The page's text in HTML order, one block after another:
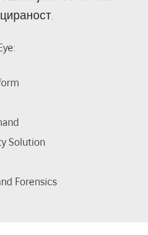
Solution
Forensics